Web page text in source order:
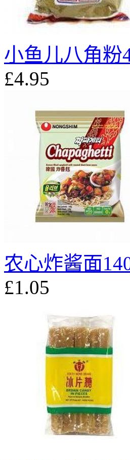
小鱼儿八角粉
£4.95
农心炸酱面
£1.05